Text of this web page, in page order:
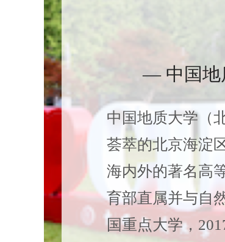
— 中国
中国地质大学（
荟萃的北京海淀
海内外的著名高
育部直属并与自
国重点大学，